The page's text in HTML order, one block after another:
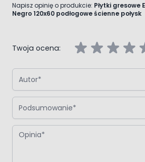
Napisz opinię o produkcie: Płytki gresowe
Negro 120x60 podłogowe ścienne połysk
Twoja ocena:
Autor
Podsumowanie
Opinia